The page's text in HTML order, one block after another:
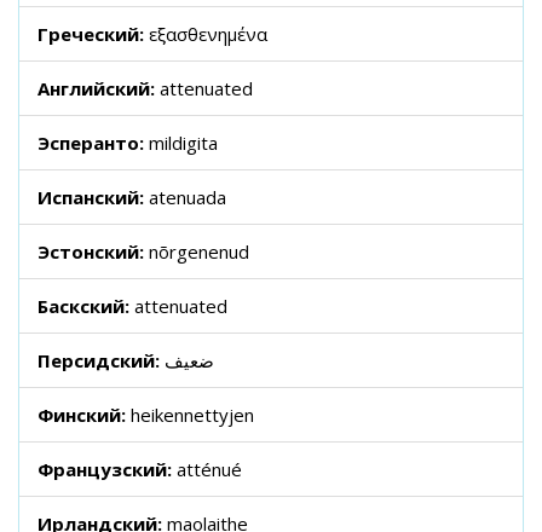
Греческий: εξασθενημένα
Английский: attenuated
Эсперанто: mildigita
Испанский: atenuada
Эстонский: nõrgenenud
Баскский: attenuated
Персидский: ضعیف
Финский: heikennettyjen
Французский: atténué
Ирландский: maolaithe